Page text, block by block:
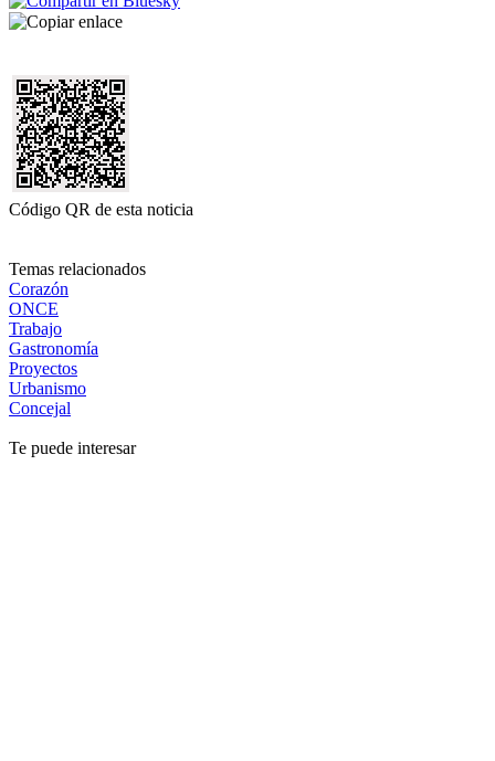
Código QR de esta noticia
Temas relacionados
Corazón
ONCE
Trabajo
Gastronomía
Proyectos
Urbanismo
Concejal
Te puede interesar